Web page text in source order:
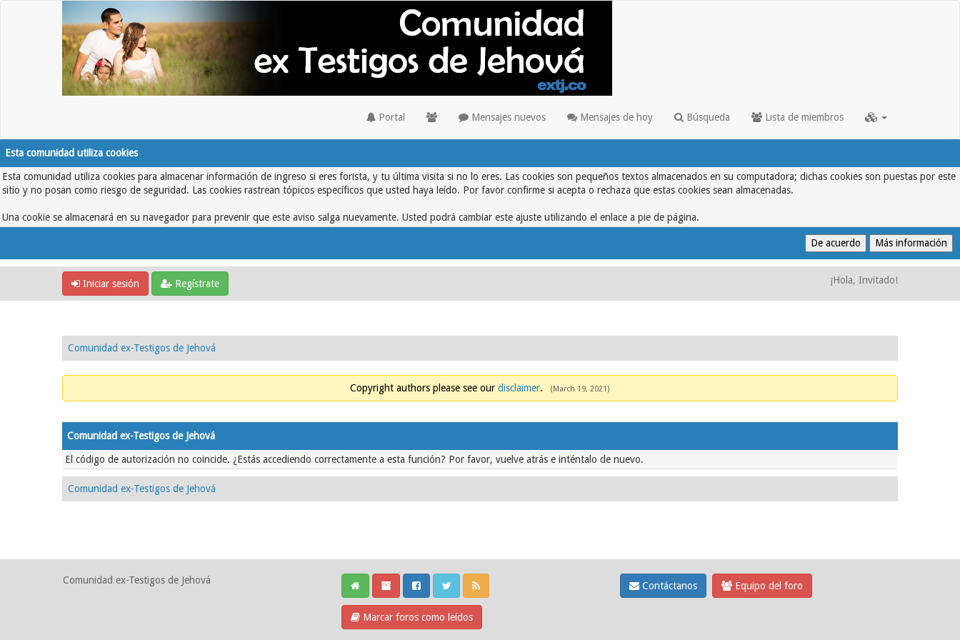
Portal Mensajes nuevos Mensajes de hoy Búsqueda Lista de miembros
Esta comunidad utiliza cookies
Esta comunidad utiliza cookies para almacenar información de ingreso si eres forista, y tu última visita si no lo eres. Las cookies son pequeños textos almacenados en su computadora; dichas cookies son puestas por este
sitio y no posan como riesgo de seguridad. Las cookies rastrean tópicos específicos que usted haya leído. Por favor confirme si acepta o rechaza que estas cookies sean almacenadas.
Una cookie se almacenará en su navegador para prevenir que este aviso salga nuevamente. Usted podrá cambiar este ajuste utilizando el enlace a pie de página.
Iniciar sesión Regístrate ¡Hola, Invitado!
Comunidad ex-Testigos de Jehová
Copyright authors please see our disclaimer. (March 19, 2021)
Comunidad ex-Testigos de Jehová
El código de autorización no coincide. ¿Estás accediendo correctamente a esta función? Por favor, vuelve atrás e inténtalo de nuevo.
Comunidad ex-Testigos de Jehová
Comunidad ex-Testigos de Jehová
Marcar foros como leídos
Contáctanos Equipo del foro